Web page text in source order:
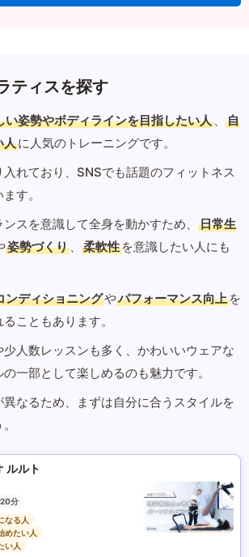
ティスを探す
い姿勢やボディラインを目指したい人 、
自
人に人気のトレーニングです。
れており、SNSでも話題のフィットネス
す。
スを意識して全身を動かすため、
日常生
姿勢づくり 、 柔軟性 を意識したい人にも
ンディショニングやパフォーマンス向上 を
こともあります。
人数レッスンも多く、かわいいウェアな
一部として楽しめるのも魅力です。
なるため、まずは自分に合うスタイルを
ルルト
分
なる人
めたい人
い人